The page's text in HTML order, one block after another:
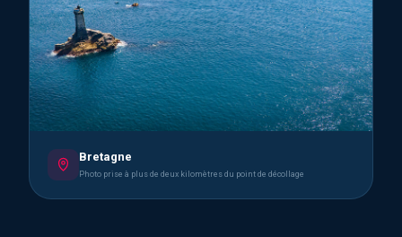
Bretagne
Photo prise à plus de deux kilomètres du point de décollage